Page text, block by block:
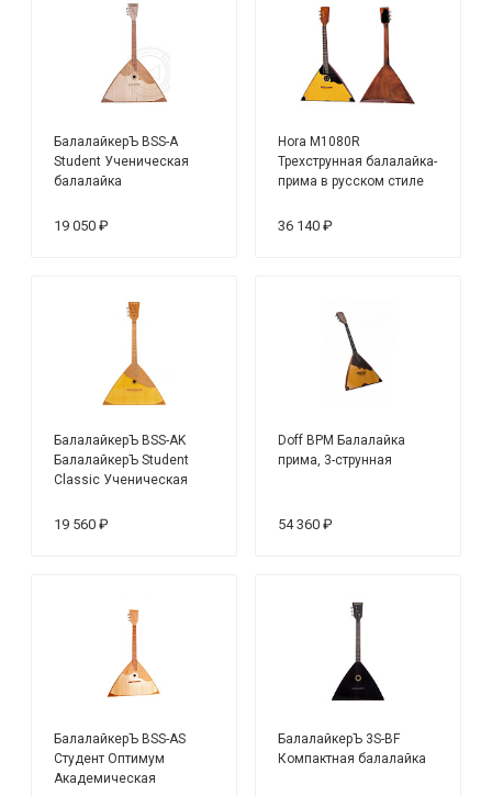
БалалайкерЪ BSS-A
Student Ученическая
балалайка
19 050 ₽
Hora M1080R
Трехструнная балалайка-
прима в русском стиле
36 140 ₽
БалалайкерЪ BSS-AK
БалалайкерЪ Student
Classic Ученическая
19 560 ₽
Doff BPM Балалайка
прима, 3-струнная
54 360 ₽
БалалайкерЪ BSS-AS
Студент Оптимум
Академическая
БалалайкерЪ 3S-BF
Компактная балалайка